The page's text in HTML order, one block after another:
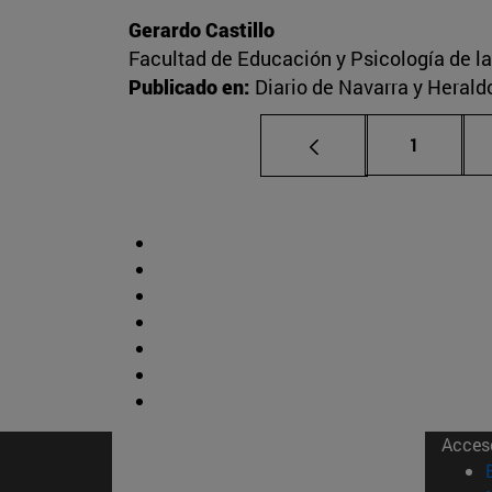
Gerardo Castillo
Facultad de Educación y Psicología de
Publicado en: Diario de Navarra y
Página
1